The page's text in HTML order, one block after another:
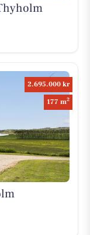
2.695.000 kr
177 m2